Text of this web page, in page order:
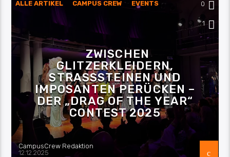
ALLE ARTIKEL CAMPUS CREW EVENTS
PASSAU
0
1
ZWISCHEN
GLITZERKLEIDERN,
STRASSSTEINEN UND
IMPOSANTEN PERÜCKEN –
DER „DRAG OF THE YEAR“
CONTEST 2025
CampusCrew Redaktion
12.12.2025